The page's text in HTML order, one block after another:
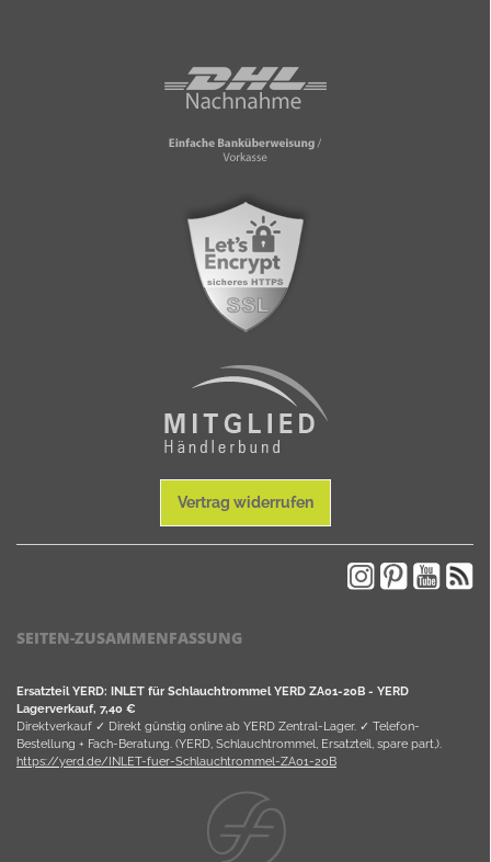
Vertrag widerrufen
SEITEN-ZUSAMMENFASSUNG
Ersatzteil YERD: INLET für Schlauchtrommel YERD ZA01-20B - YERD
Lagerverkauf, 7,40 €
Direktverkauf ✓ Direkt günstig online ab YERD Zentral-Lager. ✓ Telefon-
Bestellung + Fach-Beratung. (YERD, Schlauchtrommel, Ersatzteil, spare part,).
https://yerd.de/INLET-fuer-Schlauchtrommel-ZA01-20B